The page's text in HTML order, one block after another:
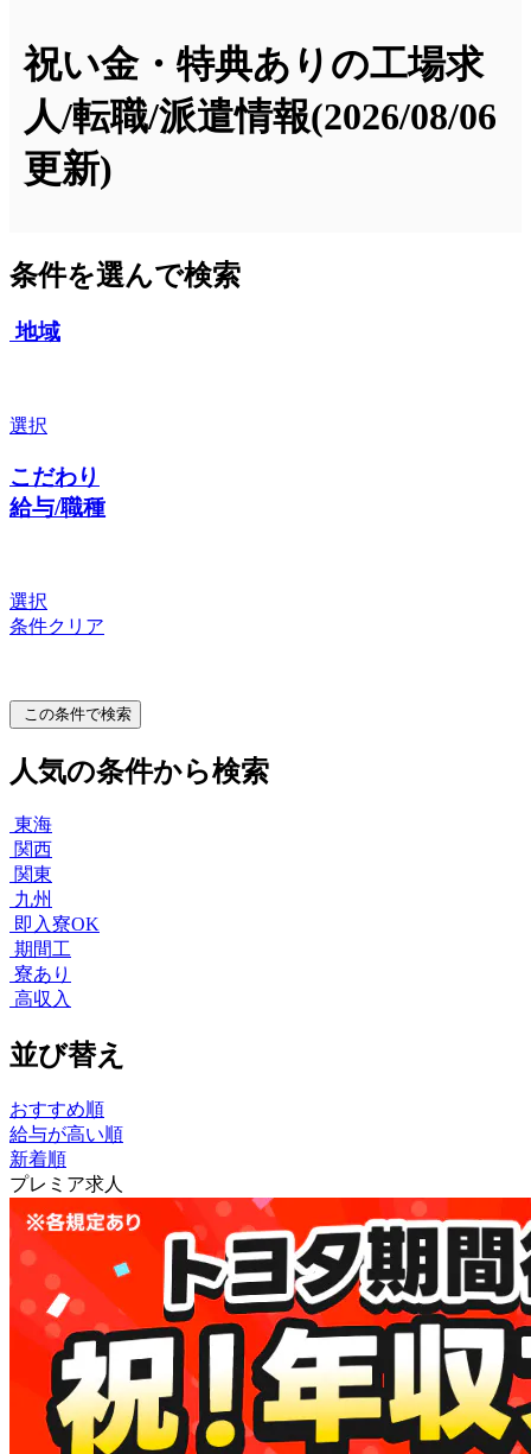
祝い金・特典ありの工場求
人/転職/派遣情報(2026/08/06
更新)
条件を選んで検索
地域
選択
こだわり
給与/職種
選択
条件クリア
この条件で検索
人気の条件から検索
東海
関西
関東
九州
即入寮OK
期間工
寮あり
高収入
並び替え
おすすめ順
給与が高い順
新着順
プレミア求人